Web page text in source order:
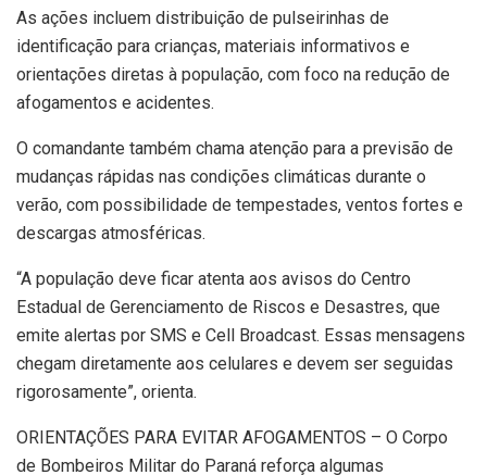
As ações incluem distribuição de pulseirinhas de
identificação para crianças, materiais informativos e
orientações diretas à população, com foco na redução de
afogamentos e acidentes.
O comandante também chama atenção para a previsão de
mudanças rápidas nas condições climáticas durante o
verão, com possibilidade de tempestades, ventos fortes e
descargas atmosféricas.
“A população deve ficar atenta aos avisos do Centro
Estadual de Gerenciamento de Riscos e Desastres, que
emite alertas por SMS e Cell Broadcast. Essas mensagens
chegam diretamente aos celulares e devem ser seguidas
rigorosamente”, orienta.
ORIENTAÇÕES PARA EVITAR AFOGAMENTOS – O Corpo
de Bombeiros Militar do Paraná reforça algumas